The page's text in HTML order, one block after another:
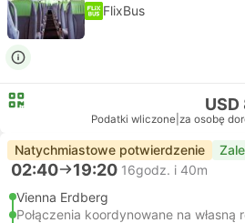
FlixBus
USD
Podatki wliczone za osobę
Natychmiastowe potwierdzenie
02:40 19:20 16godz. i 40m
Vienna Erdberg
Połączenia koordynowane na